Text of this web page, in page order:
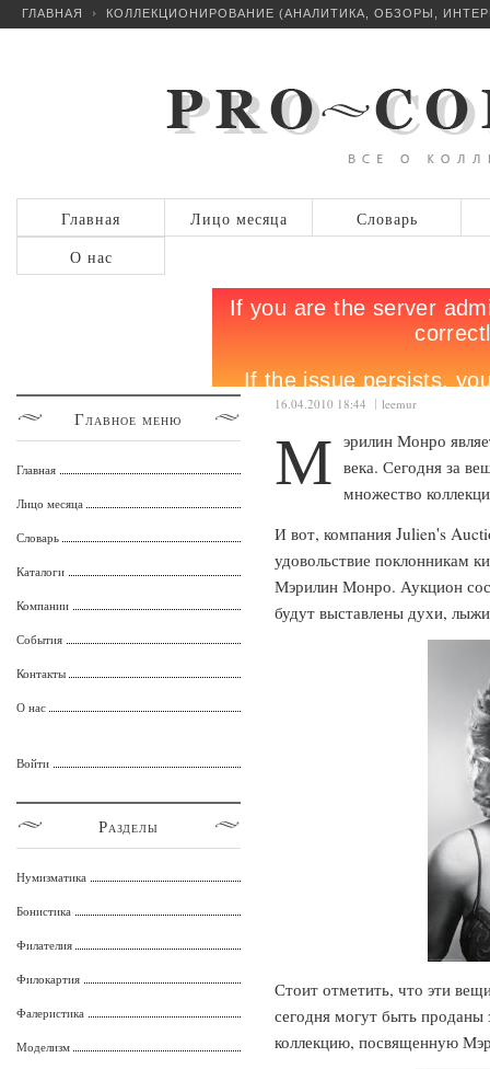
ГЛАВНАЯ КОЛЛЕКЦИОНИРОВАНИЕ (АНАЛИТИКА, ОБЗОРЫ,
Главная Лицо месяца
Словарь
О нас
16.04.2010 18:44 leemur
М эрилин Монро
века. Сегодня за
множество
И вот, компания Julien's
удовольствие поклонникам
Мэрилин Монро. Аукцион
будут выставлены духи,
Стоит отметить, что эти
сегодня могут быть
коллекцию, посвященную
Главное меню
Главная
Лицо месяца
Словарь
Каталоги
Компании
События
Контакты
О нас
Войти
Разделы
Нумизматика
Бонистика
Филателия
Филокартия
Фалеристика
Моделизм